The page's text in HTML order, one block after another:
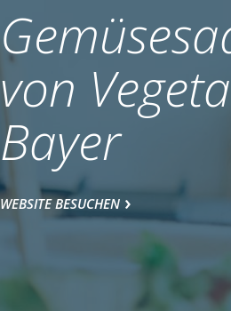
von
Bayer
WEBSITE BESUCHEN